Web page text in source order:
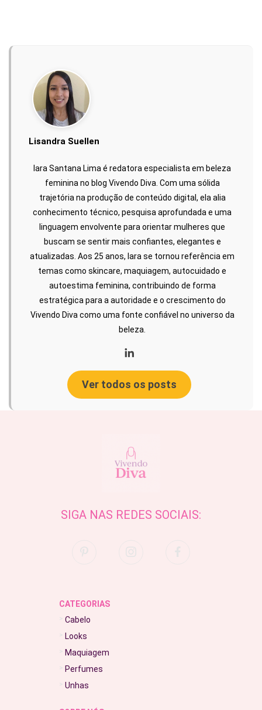
Lisandra Suellen
Iara Santana Lima é redatora especialista em beleza
feminina no blog Vivendo Diva. Com uma sólida
trajetória na produção de conteúdo digital, ela alia
conhecimento técnico, pesquisa aprofundada e uma
linguagem envolvente para orientar mulheres que
buscam se sentir mais confiantes, elegantes e
atualizadas. Aos 25 anos, Iara se tornou referência em
temas como skincare, maquiagem, autocuidado e
autoestima feminina, contribuindo de forma
estratégica para a autoridade e o crescimento do
Vivendo Diva como uma fonte confiável no universo da
beleza.
Ver todos os posts
SIGA NAS REDES SOCIAIS:
CATEGORIAS
Cabelo
Looks
Maquiagem
Perfumes
Unhas